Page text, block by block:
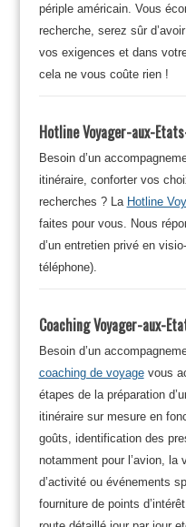
périple américain. Vous
recherche, serez sûr
vos exigences et dans
cela ne vous coûte rien !
Hotline Voyager-aux-
Besoin d’un
itinéraire, conforter vos
recherches ? La Hotline
faites pour vous. Nous
d’un entretien privé en
téléphone).
Coaching Voyager-aux-
Besoin d’un
coaching de voyagevous
étapes de la préparation
itinéraire sur mesure en
goûts, identification des
notamment pour l’avion, la
d’activité ou événements
fourniture de points